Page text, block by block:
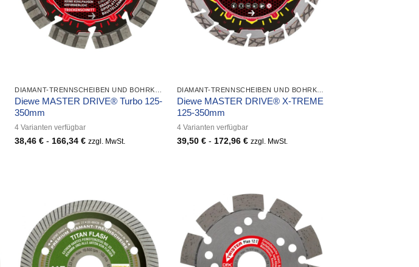
Diewe MASTER DRIVE® Turbo 125-
350mm
4 Varianten verfügbar
38,46€ -166,34€ zzgl. MwSt.
Diewe MASTER DRIVE® X-TREME
125-350mm
4 Varianten verfügbar
39,50 €- 172,96 € zzgl. MwSt.